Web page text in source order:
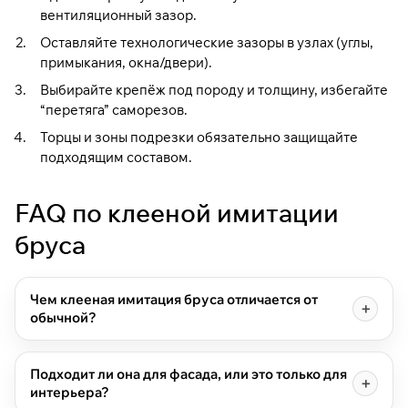
вентиляционный зазор.
Оставляйте технологические зазоры в узлах (углы,
примыкания, окна/двери).
Выбирайте крепёж под породу и толщину, избегайте
“перетяга” саморезов.
Торцы и зоны подрезки обязательно защищайте
подходящим составом.
FAQ по клееной имитации
бруса
Чем клееная имитация бруса отличается от
обычной?
Подходит ли она для фасада, или это только для
интерьера?